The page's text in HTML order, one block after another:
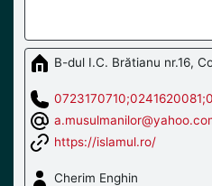
B-dul I.C. Brătianu nr.16,
https://islamul.ro/
Cherim Enghin